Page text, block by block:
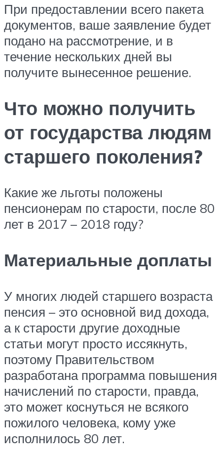
При предоставлении всего пакета
документов, ваше заявление будет
подано на рассмотрение, и в
течение нескольких дней вы
получите вынесенное решение.
Что можно получить
от государства людям
старшего поколения?
Какие же льготы положены
пенсионерам по старости, после 80
лет в 2017 – 2018 году?
Материальные доплаты
У многих людей старшего возраста
пенсия – это основной вид дохода,
а к старости другие доходные
статьи могут просто иссякнуть,
поэтому Правительством
разработана программа повышения
начислений по старости, правда,
это может коснуться не всякого
пожилого человека, кому уже
исполнилось 80 лет.